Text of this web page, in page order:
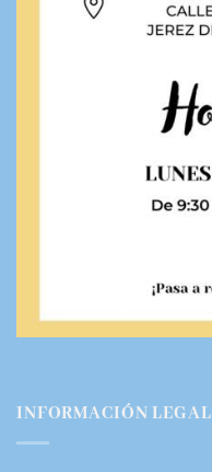
INFORMACIÓN LEGAL